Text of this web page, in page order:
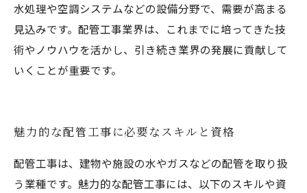
水処理や空調システムなどの設備分野で、需要が高まる
見込みです。配管工事業界は、これまでに培ってきた技
術やノウハウを活かし、引き続き業界の発展に貢献して
いくことが重要です。
魅力的な配管工事に必要なスキルと資格
配管工事は、建物や施設の水やガスなどの配管を取り扱
う業種です。魅力的な配管工事には、以下のスキルや資